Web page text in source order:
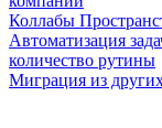
Коллабы
Автоматизация
количество рутины
Миграция из